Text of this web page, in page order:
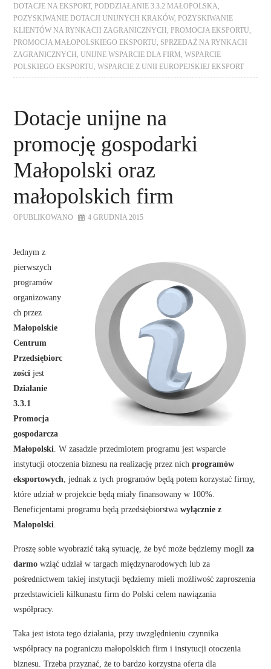
DOTACJE NA EKSPORT,PODDZIAŁANIE 3.3.2 MAŁOPOLSKA
POZYSKIWANIE DOTACJI UNIJNYCH KRAKÓW,POZYSKIWANIE
KLIENTÓW NA RYNKACH ZAGRANICZNYCH ,PROMOCJA EKSPORTU
PROMOCJA MAŁOPOLSKIEGO EKSPORTU
SPRZEDAŻ NA RYNKACH
ZAGRANICZNYCH ,UNIJNE WSPARCIE DLA FIRM ,WSPARCIE
POLSKIEGO EKSPORTU ,WSPARCIE Z UNII EUROPEJSKIEJ EKSPORT
Dotacje unijne na
promocję gospodarki
Małopolski oraz
małopolskich firm
OPUBLIKOWANO 4 GRUDNIA 2015
Jednym z
pierwszych
programów
organizowany
ch przez
Małopolskie
Centrum
Przedsiębiorc
zości jest
Działanie
3.3.1
Promocja
gospodarcza
Małopolski . W zasadzie przedmiotem programu jest wsparcie
instytucji otoczenia biznesu na realizację przez nichprogramów
eksportowych , jednak z tych programów będą potem korzystać firmy,
które udział w projekcie będą miały finansowany w 100%.
Beneficjentami programu będą przedsiębiorstwawyłącznie z
Małopolski
Proszę sobie wyobrazić taką sytuację, że być może będziemy mogliza
darmo wziąć udział w targach międzynarodowych lub za
pośrednictwem takiej instytucji będziemy mieli możliwość zaproszenia
przedstawicieli kilkunastu firm do Polski celem nawiązania
współpracy.
Taka jest istota tego działania, przy uwzględnieniu czynnika
współpracy na pograniczu małopolskich firm i instytucji otoczenia
biznesu. Trzeba przyznać, że to bardzo korzystna oferta dla